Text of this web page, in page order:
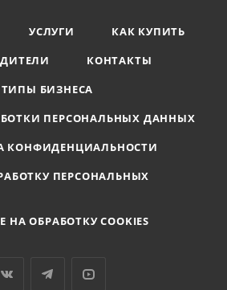
УСЛУГИ
КАК КУПИТЬ
КОНТАКТЫ
ТИПЫ БИЗНЕСА
ПЕРСОНАЛЬНЫХ ДАННЫХ
КОНФИДЕНЦИАЛЬНОСТИ
ПЕРСОНАЛЬНЫХ
НА ОБРАБОТКУ COOKIES